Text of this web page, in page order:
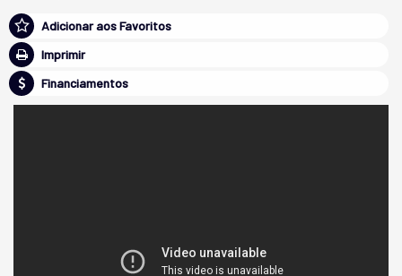
Adicionar aos Favoritos
Imprimir
Financiamentos